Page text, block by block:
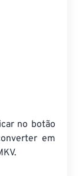
no botão
em